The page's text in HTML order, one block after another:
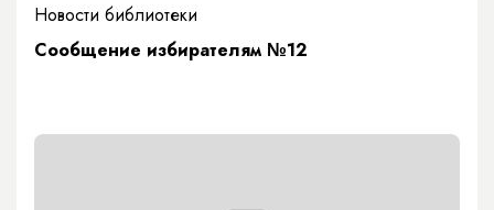
Новости библиотеки
Сообщение избирателям №12